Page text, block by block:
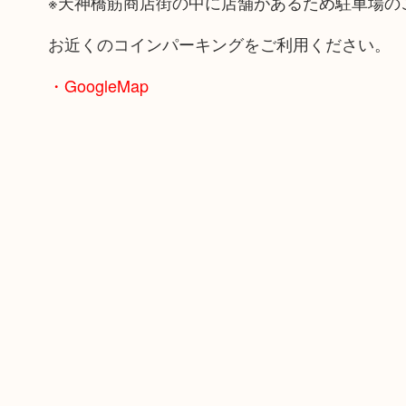
お近くのコインパーキングをご利用ください。
・GoogleMap